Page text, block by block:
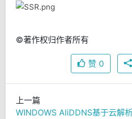
©著作权归作者所有
赞 0
上一篇
WINDOWS AliDDNS基于云解